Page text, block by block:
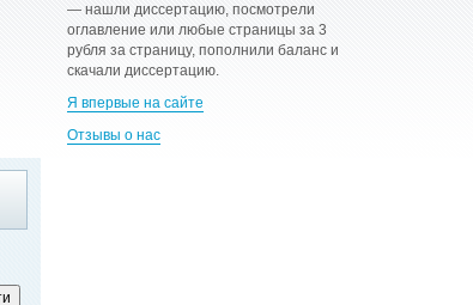
— нашли диссертацию, посмотрели
оглавление или любые страницы за 3
рубля за страницу, пополнили баланс и
скачали диссертацию.
Я впервые на сайте
Отзывы о нас